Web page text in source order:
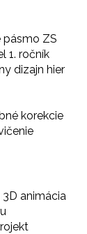
pásmo ZS
1. ročník
dizajn hier
korekcie
animácia